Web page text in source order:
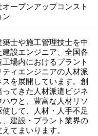
ープンアップコンスト
ン
築士や施工管理技士を中
設エンジニア、全国各
場内におけるプラント
ティエンジニアの人材派
を展開しています。創
てきた人材派遣ビジネ
ハウと、豊富な人材リソ
使して、人材・人手不足
、建設・プラント業界の
てまいります。